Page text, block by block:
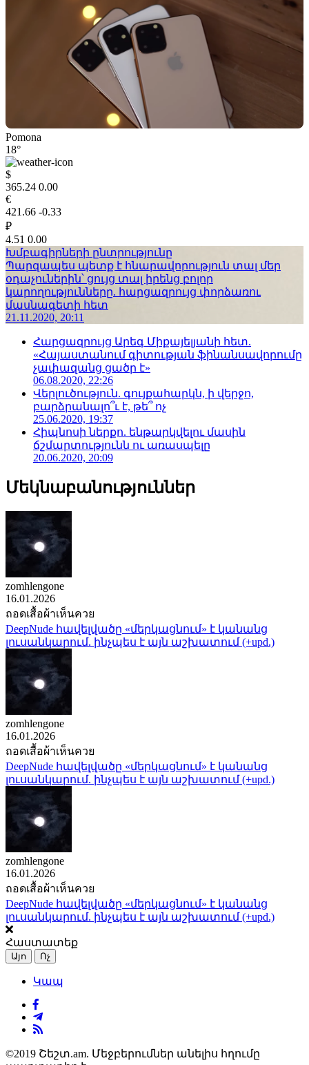
Pomona
18°
$
365.24 0.00
€
421.66 -0.33
₽
4.51 0.00
Խմբագիրների ընտրությունը
Պարզապես պետք է հնարավորություն տալ մեր
օդաչուներին՝ ցույց տալ իրենց բոլոր
կարողությունները. հարցազրույց փորձառու
մասնագետի հետ
21.11.2020, 20:11
Հարցազրույց Արեգ Միքայելյանի հետ.
«Հայաստանում գիտության ֆինանսավորումը
չափազանց ցածր է»
06.08.2020, 22:26
Վերլուծություն. գույքահարկն, ի վերջո,
բարձրանալո՞ւ է, թե՞ ոչ
25.06.2020, 19:37
Հիպնոսի ներքո. ենթարկվելու մասին
ճշմարտությունն ու առասպելը
20.06.2020, 20:09
Մեկնաբանություններ
zomhlengone
16.01.2026
ถอดเสื้อผ้าเห็นควย
DeepNude հավելվածը «մերկացնում» է կանանց
լուսանկարում. ինչպես է այն աշխատում (+upd.)
zomhlengone
16.01.2026
ถอดเสื้อผ้าเห็นควย
DeepNude հավելվածը «մերկացնում» է կանանց
լուսանկարում. ինչպես է այն աշխատում (+upd.)
zomhlengone
16.01.2026
ถอดเสื้อผ้าเห็นควย
DeepNude հավելվածը «մերկացնում» է կանանց
լուսանկարում. ինչպես է այն աշխատում (+upd.)
Հաստատեք
Այո Ոչ
Կապ
©2019 Շեշտ.am. Մեջբերումներ անելիս հղումը